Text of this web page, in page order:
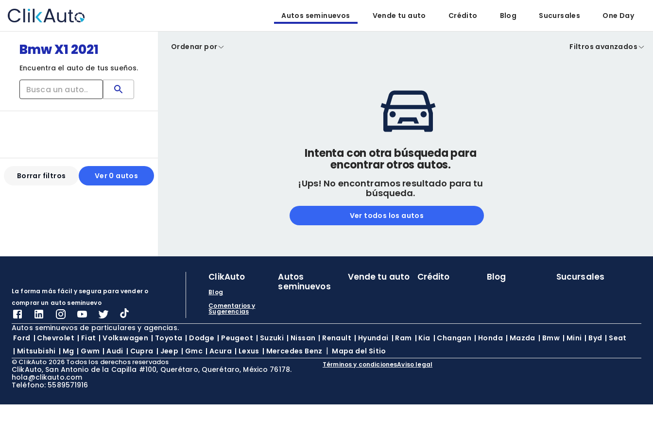
Autos seminuevos Vende tu auto Crédito Blog Sucursales One Day
Bmw X1 2021
Encuentra el auto de tus sueños.
Borrar filtros Ver 0 autos
Ordenar por Filtros avanzados
Intenta con otra búsqueda para
encontrar otros autos.
¡Ups! No encontramos resultado para tu
búsqueda.
Ver todos los autos
La forma más fácil y segura para vender o
comprar un auto seminuevo
ClikAuto
Blog
Comentarios y
Sugerencias
Autos
seminuevos
Vende tu auto Crédito Blog Sucursales
Autos seminuevos de particulares y agencias.
Ford | Chevrolet | Fiat |Volkswagen | Toyota | Dodge | Peugeot | Suzuki | Nissan | Renault | Hyundai | Ram | Kia | Changan | Honda | Mazda | Bmw | Mini | Byd | Seat
| Mitsubishi | Mg | Gwm |Audi | Cupra | Jeep | Gmc | Acura | Lexus | Mercedes Benz | Mapa del Sitio
© ClikAuto 2026 Todos los derechos reservados
ClikAuto, San Antonio de la Capilla #100, Querétaro, Querétaro, México 76178.
hola@clikauto.com
Teléfono: 5589571916
Términos y condicionesAviso legal